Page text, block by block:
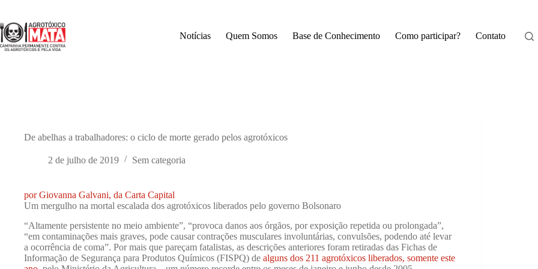
o
conteúdo
Notícias Quem Somos Base de Conhecimento Como participar? Contato
De abelhas a trabalhadores: o ciclo de morte gerado pelos agrotóxicos
2 de julho de 2019 Sem categoria
por Giovanna Galvani, da Carta Capital
Um mergulho na mortal escalada dos agrotóxicos liberados pelo governo Bolsonaro
“Altamente persistente no meio ambiente”, “provoca danos aos órgãos, por exposição repetida ou prolongada”,
“em contaminações mais graves, pode causar contrações musculares involuntárias, convulsões, podendo até levar
a ocorrência de coma”. Por mais que pareçam fatalistas, as descrições anteriores foram retiradas das Fichas de
Informação de Segurança para Produtos Químicos (FISPQ) de alguns dos 211 agrotóxicos liberados, somente este